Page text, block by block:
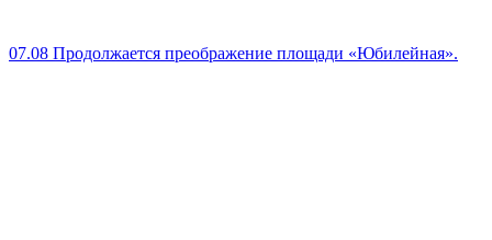
07.08 Продолжается преображение площади «Юбилейная».